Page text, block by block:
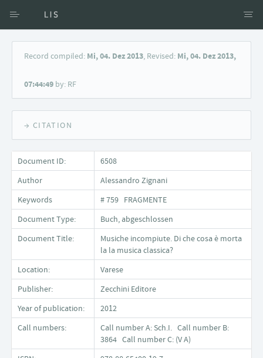
Access via Author
Keyword Search
Record compiled: Mi, 04. Dez 2013, Revised: Mi, 04. Dez 2013,
07:44:49 by: RF
→ CITATION
Document ID:
6508
Author
Alessandro Zignani
Keywords
# 759 FRAGMENTE
Document Type:
Buch, abgeschlossen
Document Title:
Musiche incompiute. Di che cosa è morta
la la musica classica?
Location:
Varese
Publisher:
Zecchini Editore
Year of publication:
2012
Call numbers:
Call number A: Sch.I. Call number B:
3864 Call number C: (V A)